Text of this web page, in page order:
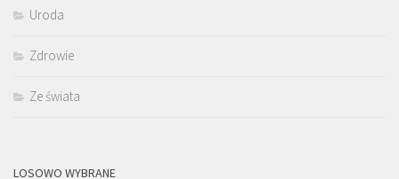
Uroda
Zdrowie
Ze świata
LOSOWO WYBRANE